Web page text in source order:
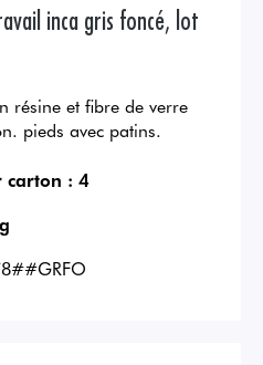
inca gris foncé, lot
résine et fibre de verre
pieds avec patins.
carton : 4